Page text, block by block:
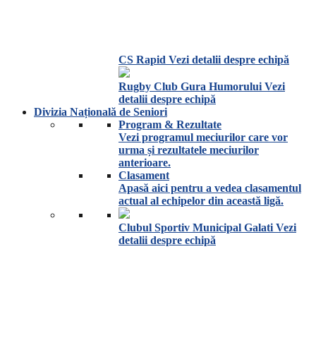
CS Rapid Vezi detalii despre echipă
Rugby Club Gura Humorului Vezi
detalii despre echipă
Divizia Națională de Seniori
Program & Rezultate
Vezi programul meciurilor care vor
urma și rezultatele meciurilor
anterioare.
Clasament
Apasă aici pentru a vedea clasamentul
actual al echipelor din această ligă.
Clubul Sportiv Municipal Galati Vezi
detalii despre echipă